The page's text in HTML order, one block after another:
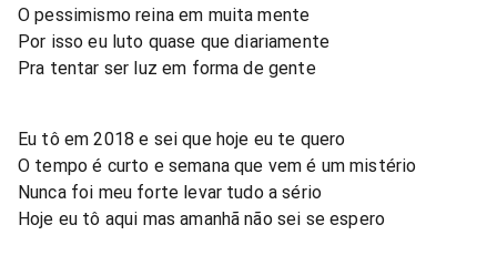
O pessimismo reina em muita mente
Por isso eu luto quase que diariamente
Pra tentar ser luz em forma de gente
Eu tô em 2018 e sei que hoje eu te quero
O tempo é curto e semana que vem é um mistério
Nunca foi meu forte levar tudo a sério
Hoje eu tô aqui mas amanhã não sei se espero